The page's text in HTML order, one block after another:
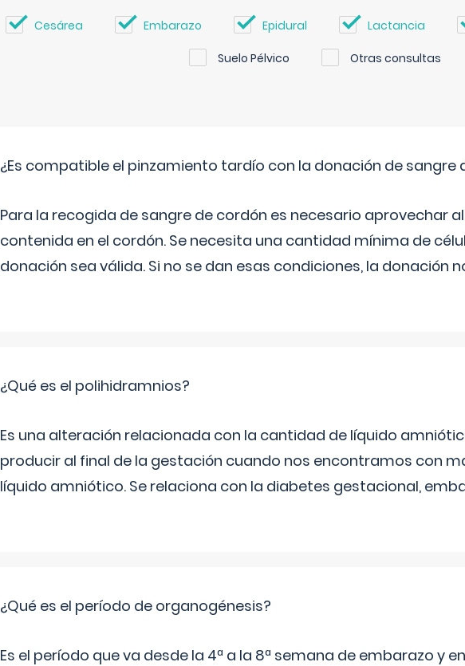
Cesárea Embarazo Epidural Lactancia
Suelo Pélvico Otras consultas
¿Es compatible el pinzamiento tardío con la donación de sangre
Para la recogida de sangre de cordón es necesario aprovechar
contenida en el cordón. Se necesita una cantidad mínima de
donación sea válida. Si no se dan esas condiciones, la donación
¿Qué es el polihidramnios?
Es una alteración relacionada con la cantidad de líquido
producir al final de la gestación cuando nos encontramos con
líquido amniótico. Se relaciona con la diabetes gestacional,
¿Qué es el período de organogénesis?
Es el período que va desde la 4ª a la 8ª semana de embarazo y